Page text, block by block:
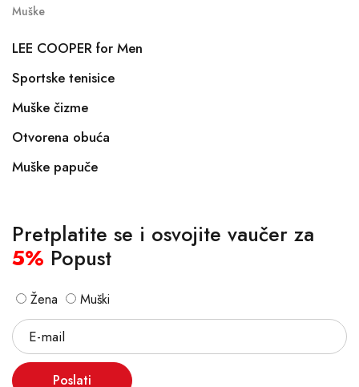
Muške
LEE COOPER for Men
Sportske tenisice
Muške čizme
Otvorena obuća
Muške papuče
Pretplatite se i osvojite vaučer za
5% Popust
Žena Muški
Poslati